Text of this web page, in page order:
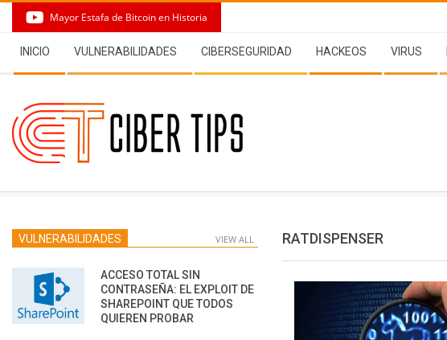
content
Mayor Estafa de Bitcoin en Historia
Navigation
Menu
INICIO VULNERABILIDADES CIBERSEGURIDAD HACKEOS VIRUS
RATDISPENSER
VULNERABILIDADES VIEW ALL
ACCESO TOTAL SIN
CONTRASEÑA: EL EXPLOIT DE
SHAREPOINT QUE TODOS
QUIEREN PROBAR